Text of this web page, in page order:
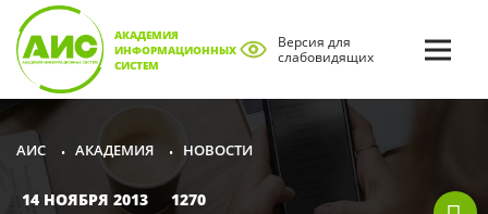
АКАДЕМИЯ
ИНФОРМАЦИОННЫХ
СИСТЕМ
Версия для
слабовидящих
АИС • АКАДЕМИЯ • НОВОСТИ
14 НОЯБРЯ 2013 1270